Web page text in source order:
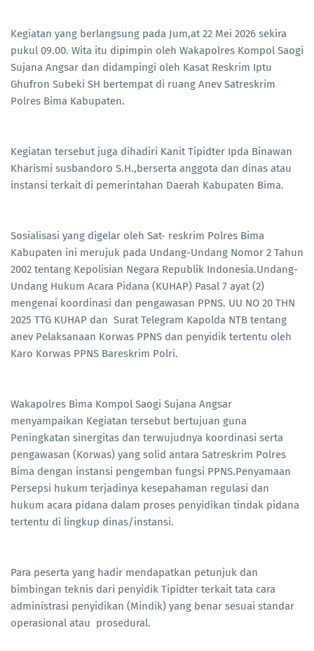
Kegiatan yang berlangsung pada Jum,at 22 Mei 2026 sekira
pukul 09.00. Wita itu dipimpin oleh Wakapolres Kompol Saogi
Sujana Angsar dan didampingi oleh Kasat Reskrim Iptu
Ghufron Subeki SH bertempat di ruang Anev Satreskrim
Polres Bima Kabupaten.
Kegiatan tersebut juga dihadiri Kanit Tipidter Ipda Binawan
Kharismi susbandoro S.H.,berserta anggota dan dinas atau
instansi terkait di pemerintahan Daerah Kabupaten Bima.
Sosialisasi yang digelar oleh Sat- reskrim Polres Bima
Kabupaten ini merujuk pada Undang-Undang Nomor 2 Tahun
2002 tentang Kepolisian Negara Republik Indonesia.Undang-
Undang Hukum Acara Pidana (KUHAP) Pasal 7 ayat (2)
mengenai koordinasi dan pengawasan PPNS. ⁠UU NO 20 THN
2025 TTG KUHAP dan ⁠Surat Telegram Kapolda NTB tentang
anev Pelaksanaan Korwas PPNS dan penyidik tertentu oleh
Karo Korwas PPNS Bareskrim Polri.
Wakapolres Bima Kompol Saogi Sujana Angsar
menyampaikan Kegiatan tersebut bertujuan guna
Peningkatan sinergitas dan terwujudnya koordinasi serta
pengawasan (Korwas) yang solid antara Satreskrim Polres
Bima dengan instansi pengemban fungsi PPNS.Penyamaan
Persepsi hukum terjadinya kesepahaman regulasi dan
hukum acara pidana dalam proses penyidikan tindak pidana
tertentu di lingkup dinas/instansi.
Para peserta yang hadir mendapatkan petunjuk dan
bimbingan teknis dari penyidik Tipidter terkait tata cara
administrasi penyidikan (Mindik) yang benar sesuai standar
operasional atau prosedural.